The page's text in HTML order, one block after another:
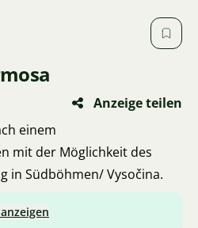
Anzeige teilen
einem
mit der Möglichkeit des
in Südböhmen/ Vysočina.